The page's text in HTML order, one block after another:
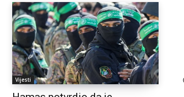
Vijesti